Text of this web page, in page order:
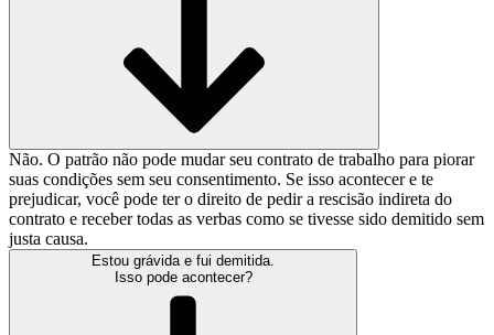
Não. O patrão não pode mudar seu contrato de trabalho para piorar
suas condições sem seu consentimento. Se isso acontecer e te
prejudicar, você pode ter o direito de pedir a rescisão indireta do
contrato e receber todas as verbas como se tivesse sido demitido sem
justa causa.
Estou grávida e fui demitida.
Isso pode acontecer?